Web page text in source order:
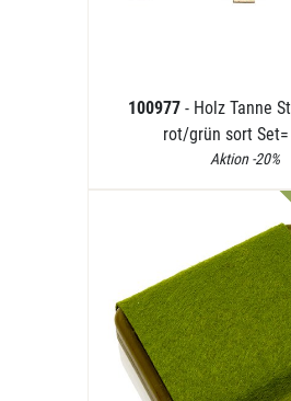
100977 - Holz Tanne
rot/grün sort
Aktion -20%